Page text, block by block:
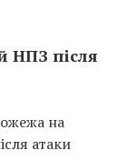
НПЗ після
на
атаки